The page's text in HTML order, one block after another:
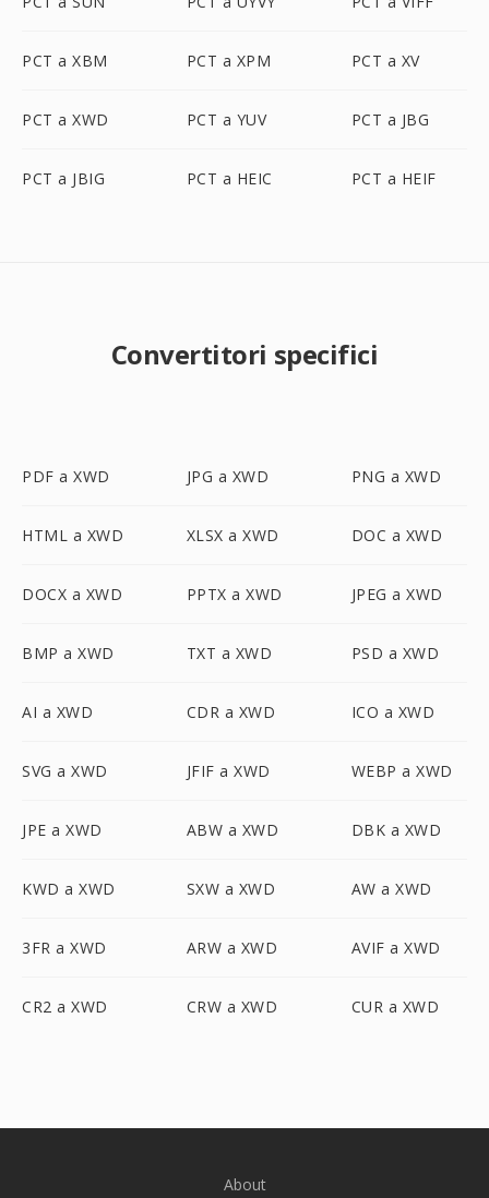
PCT a XBM PCT a XPM PCT a XV
PCT a XWD PCT a YUV PCT a JBG
PCT a JBIG PCT a HEIC PCT a HEIF
Convertitori specifici
PDF a XWD JPG a XWD PNG a XWD
HTML a XWD XLSX a XWD DOC a XWD
DOCX a XWD PPTX a XWD JPEG a XWD
BMP a XWD TXT a XWD PSD a XWD
AI a XWD CDR a XWD ICO a XWD
SVG a XWD JFIF a XWD WEBP a XWD
JPE a XWD ABW a XWD DBK a XWD
KWD a XWD SXW a XWD AW a XWD
3FR a XWD ARW a XWD AVIF a XWD
CR2 a XWD CRW a XWD CUR a XWD
About